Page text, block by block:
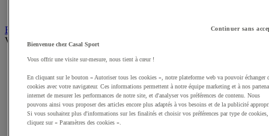
Equipement de Fitness et Cross training
Voir tous les produits
Kettlebell
Cordes à sauter
Steps
Elastiques et Sangles de Musculation et Fitness
Swiss ball
Médecine balls et Sacs lestés
Continuer sans
Bienvenue chez Casal Sport
Vous offrir une visite sur-mesure, nous tient à cœur !
En cliquant sur le bouton « Autoriser tous les cookies », notre plateforme web va pouvoir échanger
cookies avec votre navigateur. Ces informations permettent à notre équipe marketing et à nos
internet de mesurer les performances de notre site, et d'analyser vos préférences de contenu. Nous
pouvons ainsi vous proposer des articles encore plus adaptés à vos besoins et de la publicité
Si vous souhaitez plus d'informations sur les finalités et choisir vos préférences par type de cookies,
cliquez sur « Paramètres des cookies ».